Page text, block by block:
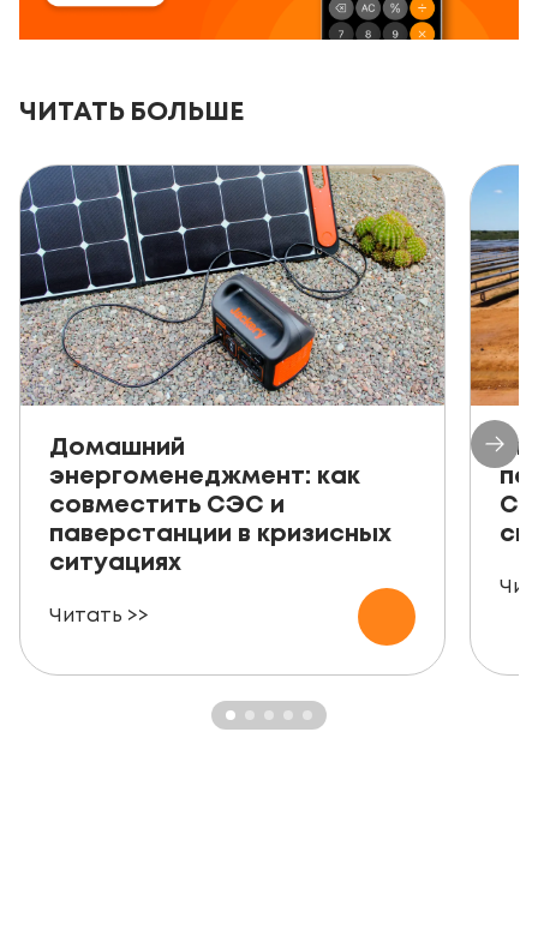
ЧИТАТЬ БОЛЬШЕ
Домашний
энергоменеджмент: как
совместить СЭС и
паверстанции в кризисных
ситуациях
Читать >>